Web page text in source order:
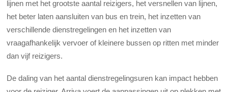
lijnen met het grootste aantal reizigers, het versnellen van lijnen,
het beter laten aansluiten van bus en trein, het inzetten van
verschillende dienstregelingen en het inzetten van
vraagafhankelijk vervoer of kleinere bussen op ritten met minder
dan vijf reizigers.
De daling van het aantal dienstregelingsuren kan impact hebben